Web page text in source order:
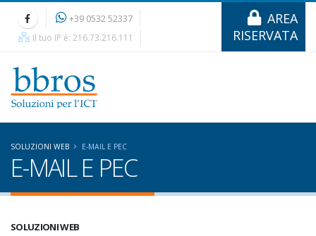
+39 0532 52337
Il tuo IP è: 216.73.216.111
AREA
RISERVATA
E-MAIL E PEC
SOLUZIONI WEB E-MAIL E PEC
SOLUZIONI WEB